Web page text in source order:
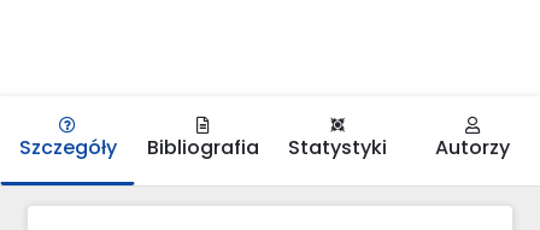
Szczegóły Bibliografia Statystyki Autorzy